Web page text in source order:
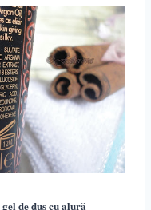
gel de duș cu alură